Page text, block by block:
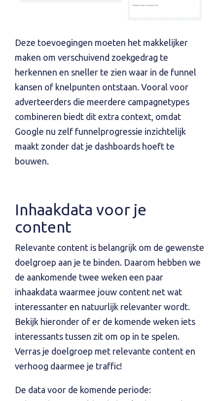
Deze toevoegingen moeten het makkelijker
maken om verschuivend zoekgedrag te
herkennen en sneller te zien waar in de funnel
kansen of knelpunten ontstaan. Vooral voor
adverteerders die meerdere campagnetypes
combineren biedt dit extra context, omdat
Google nu zelf funnelprogressie inzichtelijk
maakt zonder dat je dashboards hoeft te
bouwen.
Inhaakdata voor je
content
Relevante content is belangrijk om de gewenste
doelgroep aan je te binden. Daarom hebben we
de aankomende twee weken een paar
inhaakdata waarmee jouw content net wat
interessanter en natuurlijk relevanter wordt.
Bekijk hieronder of er de komende weken iets
interessants tussen zit om op in te spelen.
Verras je doelgroep met relevante content en
verhoog daarmee je traffic!
De data voor de komende periode: